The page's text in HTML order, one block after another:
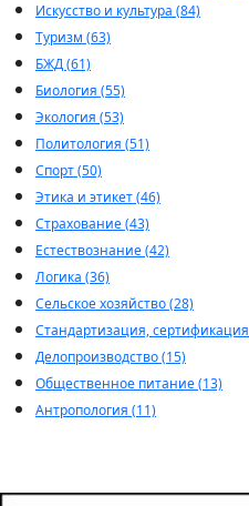
Искусство и культура (84)
Туризм (63)
БЖД (61)
Биология (55)
Экология (53)
Политология (51)
Спорт (50)
Этика и этикет (46)
Страхование (43)
Естествознание (42)
Логика (36)
Сельское хозяйство (28)
Стандартизация,
Делопроизводство (15)
Общественное питание (13)
Антропология (11)